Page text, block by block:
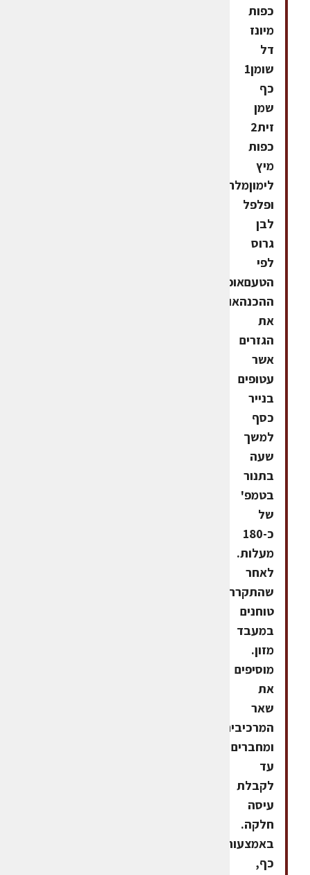
כפות
מיונז
דל
שומן1
כף
שמן
זית2
כפות
מיץ
לימוןמלח
ופלפל
לבן
גרוס
לפי
הטעםאופן
ההכנהאופים
את
הגזרים
אשר
עטופים
בנייר
כסף
למשך
שעה
בתנור
בטמפ'
של
כ-180
מעלות.
לאחר
שהתקררו,
טוחנים
במעבד
מזון.
מוסיפים
את
שאר
המרכיבים
ומחברים
עד
לקבלת
עיסה
חלקה.
באמצעות
כף,